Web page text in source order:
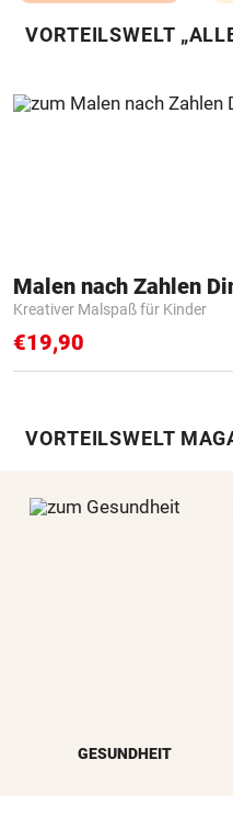
VORTEILSWELT
Kreativer Malspaß für Kinder
€19,90
VORTEILSWELT
GESUNDHEIT